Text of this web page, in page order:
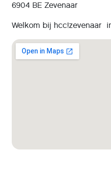
6904 BE Zevenaar
Welkom bij hcc!zevenaar